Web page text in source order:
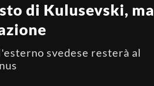
di Kulusevski, ma
svedese resterà al